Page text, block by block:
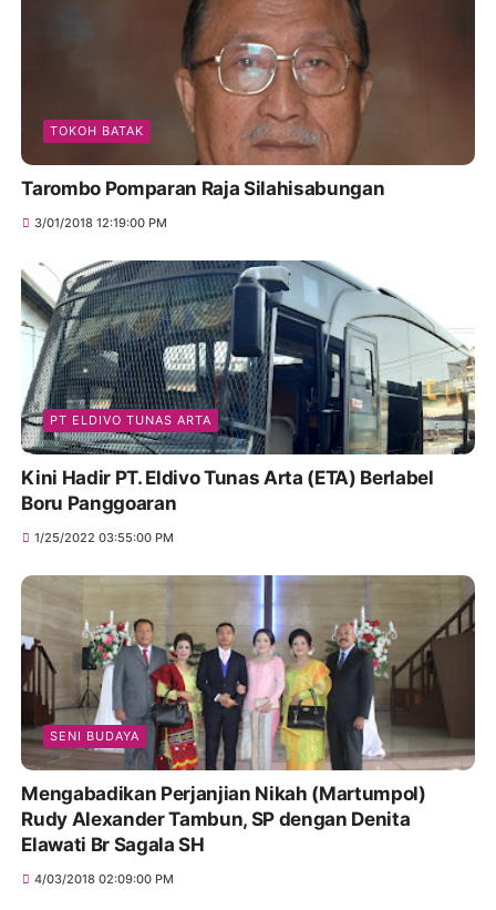
TOKOH BATAK
Tarombo Pomparan Raja Silahisabungan
3/01/2018 12:19:00 PM
PT ELDIVO TUNAS ARTA
Kini Hadir PT. Eldivo Tunas Arta (ETA) Berlabel
Boru Panggoaran
1/25/2022 03:55:00 PM
SENI BUDAYA
Mengabadikan Perjanjian Nikah (Martumpol)
Rudy Alexander Tambun, SP dengan Denita
Elawati Br Sagala SH
4/03/2018 02:09:00 PM